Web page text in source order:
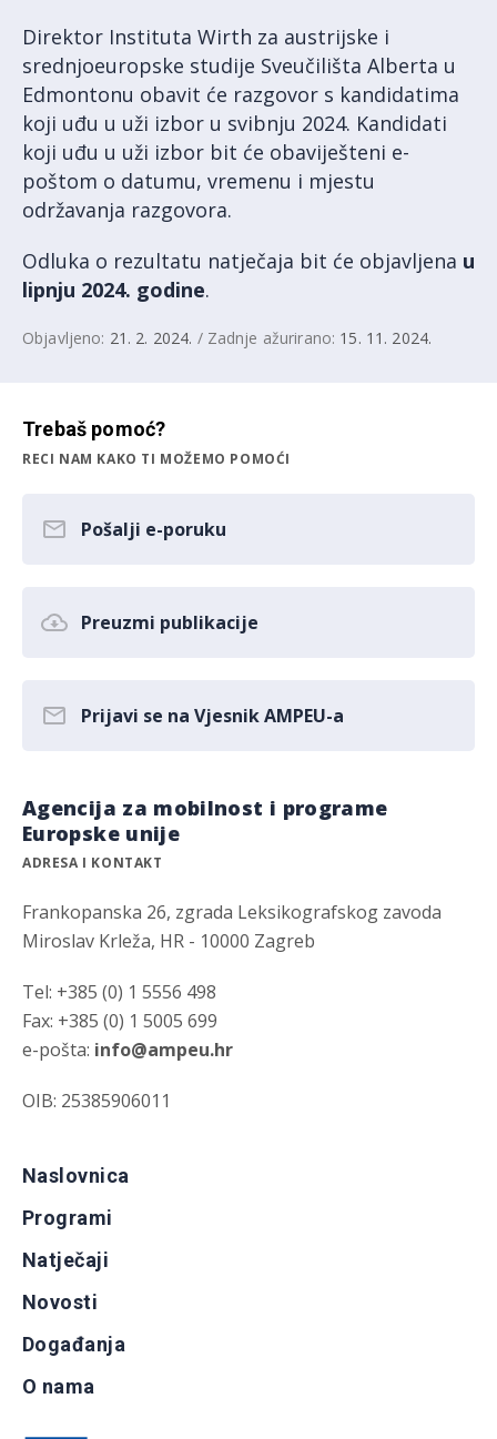
Direktor Instituta Wirth za austrijske i
srednjoeuropske studije Sveučilišta Alberta u
Edmontonu obavit će razgovor s kandidatima
koji uđu u uži izbor u svibnju 2024. Kandidati
koji uđu u uži izbor bit će obaviješteni e-
poštom o datumu, vremenu i mjestu
održavanja razgovora.
Odluka o rezultatu natječaja bit će objavljena u
lipnju 2024. godine.
Objavljeno: 21. 2. 2024. / Zadnje ažurirano: 15. 11. 2024.
Trebaš pomoć?
RECI NAM KAKO TI MOŽEMO POMOĆI
Pošalji e-poruku
Preuzmi publikacije
Prijavi se na Vjesnik AMPEU-a
Agencija za mobilnost i programe
Europske unije
ADRESA I KONTAKT
Frankopanska 26, zgrada Leksikografskog zavoda
Miroslav Krleža, HR - 10000 Zagreb
Tel: +385 (0) 1 5556 498
Fax: +385 (0) 1 5005 699
e-pošta: info@ampeu.hr
OIB: 25385906011
Naslovnica
Programi
Natječaji
Novosti
Događanja
O nama